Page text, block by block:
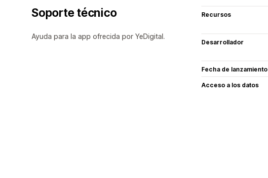
Soporte técnico
Ayuda para la app ofrecida por YeDigital.
Recursos
Desarrollador
Fecha de lanzamiento
Acceso a los datos